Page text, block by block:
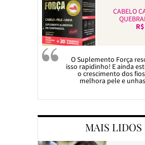
CABELO
R$
O Suplemento Força
isso rapidinho! E ainda
o crescimento dos
melhora pele e
MAIS LIDOS